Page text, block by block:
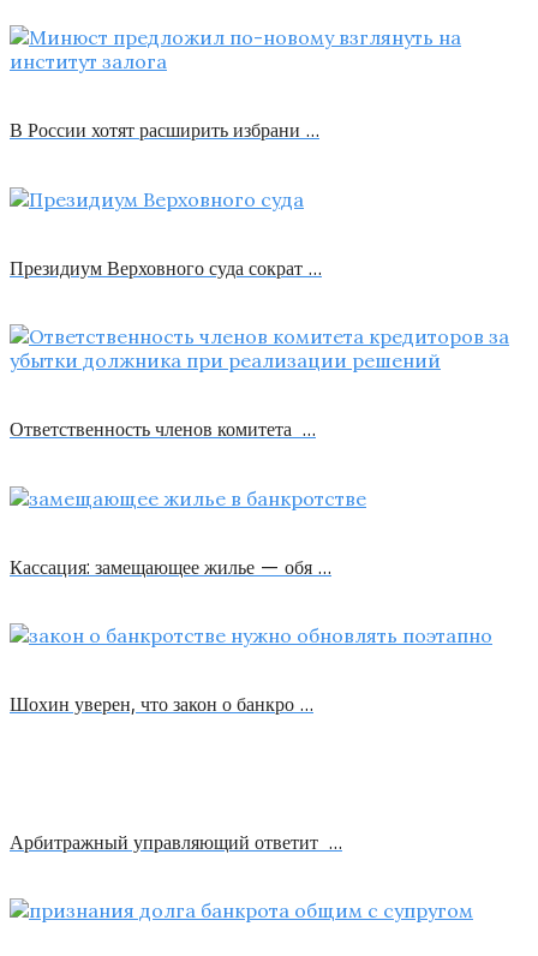
В России хотят расширить избрани …
Президиум Верховного суда сократ …
Ответственность членов комитета …
Кассация: замещающее жилье — обя …
Шохин уверен, что закон о банкро …
Арбитражный управляющий ответит …